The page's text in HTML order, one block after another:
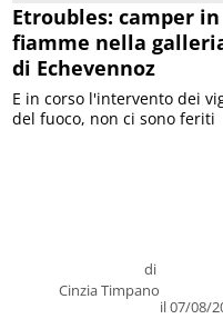
Etroubles: camper in
fiamme nella
di Echevennoz
di
Cinzia Timpano
il 07/08/
E in corso l'intervento dei
del fuoco, non ci sono feriti